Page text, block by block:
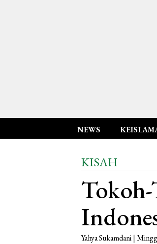
NEWS
KISAH
Yahya Sukamdani |